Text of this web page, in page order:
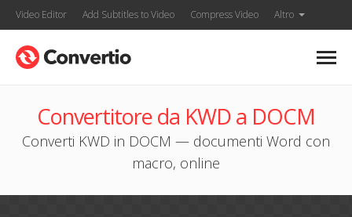
Video Editor Add Subtitles to Video Compress Video Altro
Convertitore da KWD a DOCM
Converti KWD in DOCM — documenti Word con
macro, online